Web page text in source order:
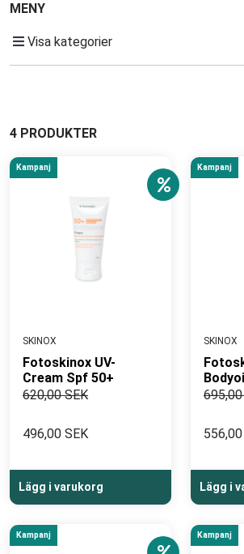
MENY
Visa kategorier
4 PRODUKTER
Kampanj
SKINOX
Fotoskinox UV-
Cream Spf 50+
620,00 SEK
496,00 SEK
Lägg i varukorg
Kampanj
SKINOX
Lägg i
Kampanj Kampanj